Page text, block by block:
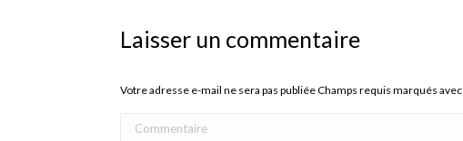
Laisser un commentaire
Votre adresse e-mail ne sera pas publiée Champs requis marqués avec
Commentaire